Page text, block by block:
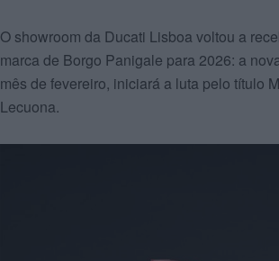
O showroom da Ducati Lisboa voltou a
marca de Borgo Panigale para 2026: a
mês de fevereiro, iniciará a luta pelo título
Lecuona.